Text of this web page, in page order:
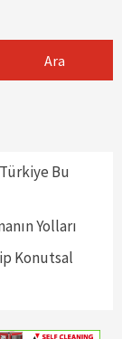
Bu
Yolları
Konutsal